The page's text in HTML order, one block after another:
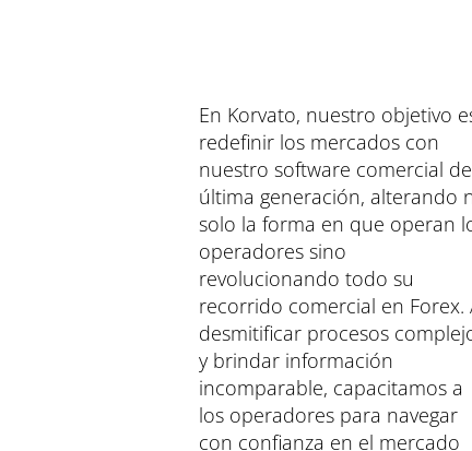
En Korvato, nuestro objetivo
redefinir los mercados con
nuestro software comercial de
última generación, alterando
solo la forma en que operan
operadores sino
revolucionando todo su
recorrido comercial en Forex.
desmitificar procesos
y brindar información
incomparable, capacitamos a
los operadores para navegar
con confianza en el mercado